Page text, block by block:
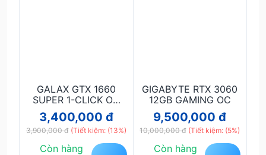
GALAX GTX 1660
SUPER 1-CLICK OC
6GB LN
3,400,000 đ
3,900,000 đ (Tiết kiệm: (13%)
Còn hàng
GIGABYTE RTX 3060
12GB GAMING OC
9,500,000 đ
10,000,000 đ (Tiết kiệm: (5%)
Còn hàng